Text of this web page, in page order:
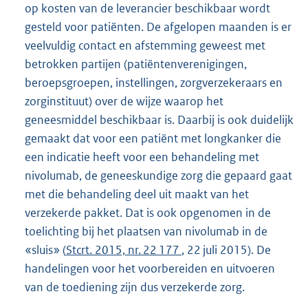
op kosten van de leverancier beschikbaar wordt
gesteld voor patiënten. De afgelopen maanden is er
veelvuldig contact en afstemming geweest met
betrokken partijen (patiëntenverenigingen,
beroepsgroepen, instellingen, zorgverzekeraars en
zorginstituut) over de wijze waarop het
geneesmiddel beschikbaar is. Daarbij is ook duidelijk
gemaakt dat voor een patiënt met longkanker die
een indicatie heeft voor een behandeling met
nivolumab, de geneeskundige zorg die gepaard gaat
met die behandeling deel uit maakt van het
verzekerde pakket. Dat is ook opgenomen in de
toelichting bij het plaatsen van nivolumab in de
«sluis» (Stcrt. 2015, nr. 22 177 , 22 juli 2015). De
handelingen voor het voorbereiden en uitvoeren
van de toediening zijn dus verzekerde zorg.